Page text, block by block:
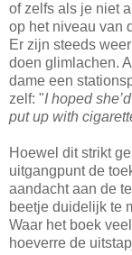
of zelfs als je niet
op het niveau van
Er zijn steeds
doen glimlachen.
dame een
zelf: "I hoped
put up with
Hoewel dit strikt
uitgangpunt de
aandacht aan de
beetje duidelijk te
Waar het boek
hoeverre de